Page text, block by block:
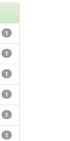
1
1
1
1
1
1